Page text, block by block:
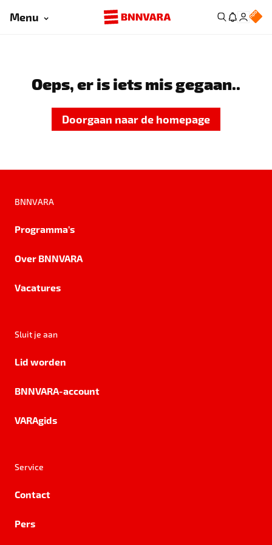
Menu
Oeps, er is iets mis gegaan..
Doorgaan naar de homepage
BNNVARA
Programma's
Over BNNVARA
Vacatures
Sluit je aan
Lid worden
BNNVARA-account
VARAgids
Service
Contact
Pers